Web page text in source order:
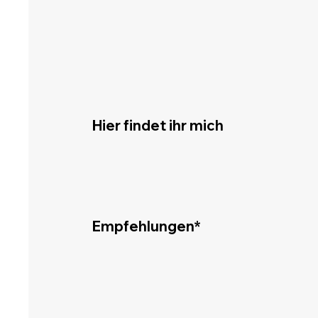
Hier findet ihr mich
Empfehlungen*